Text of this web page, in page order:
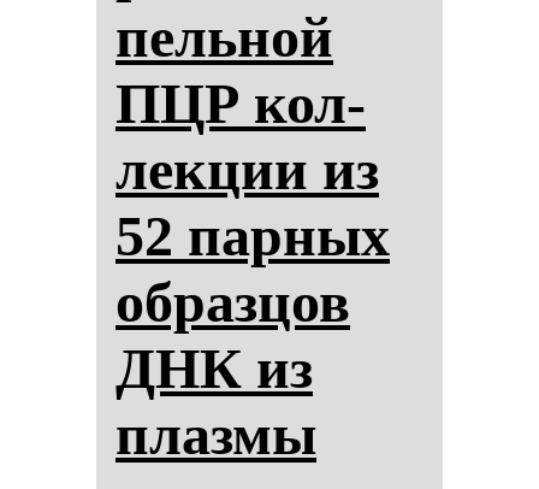
пель­ной
ПЦР кол­
лек­ции из
52 пар­ных
об­раз­цов
ДНК из
плаз­мы